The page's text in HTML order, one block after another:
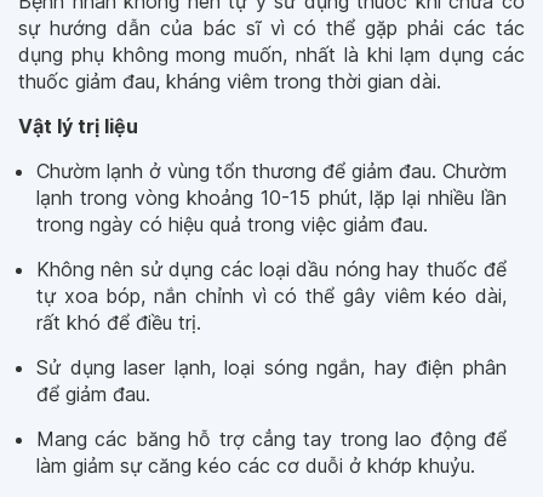
sự hướng dẫn của bác sĩ vì có thể gặp phải các tác
dụng phụ không mong muốn, nhất là khi lạm dụng các
thuốc giảm đau, kháng viêm trong thời gian dài.
Vật lý trị liệu
Chườm lạnh ở vùng tổn thương để giảm đau. Chườm
lạnh trong vòng khoảng 10-15 phút, lặp lại nhiều lần
trong ngày có hiệu quả trong việc giảm đau.
Không nên sử dụng các loại dầu nóng hay thuốc để
tự xoa bóp, nắn chỉnh vì có thể gây viêm kéo dài,
rất khó để điều trị.
Sử dụng laser lạnh, loại sóng ngắn, hay điện phân
để giảm đau.
Mang các băng hỗ trợ cẳng tay trong lao động để
làm giảm sự căng kéo các cơ duỗi ở khớp khuỷu.